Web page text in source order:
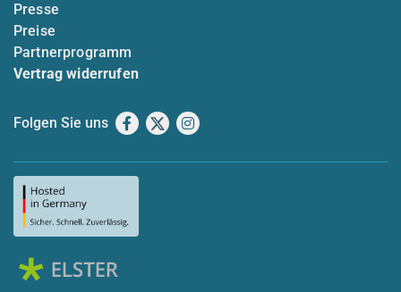
Presse
Preise
Partnerprogramm
Vertrag widerrufen
Folgen Sie uns Facebook
X Instagram